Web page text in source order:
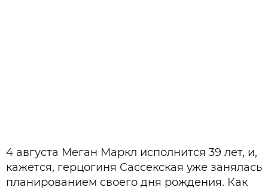
4 августа Меган Маркл исполнится 39 лет, и,
кажется, герцогиня Сассекская уже занялась
планированием своего дня рождения. Как